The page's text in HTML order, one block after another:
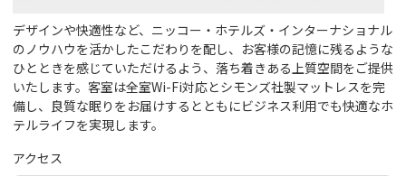
デザインや快適性など、ニッコー・ホテルズ・インターナショナル
のノウハウを活かしたこだわりを配し、お客様の記憶に残るような
ひとときを感じていただけるよう、落ち着きある上質空間をご提供
いたします。客室は全室Wi-Fi対応とシモンズ社製マットレスを完
備し、良質な眠りをお届けするとともにビジネス利用でも快適なホ
テルライフを実現します。
アクセス